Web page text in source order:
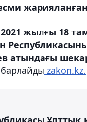
жарияланған
2021 жылғы 18
атындағы
zakon.kz.
Ұлттық